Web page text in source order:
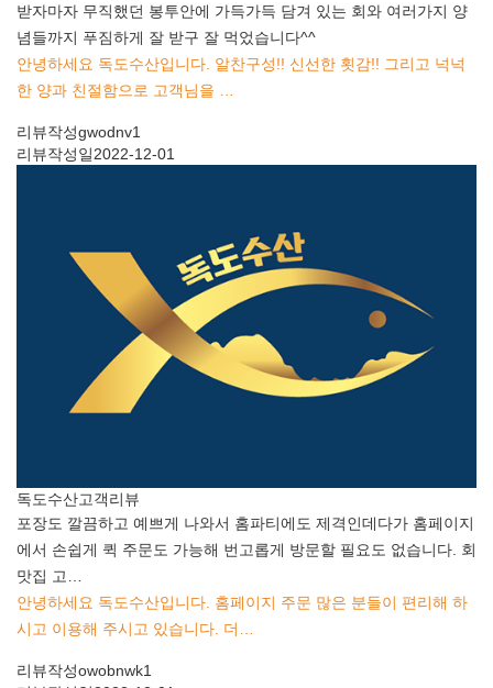
받자마자 무직했던 봉투안에 가득가득 담겨 있는 회와 여러가지 양
념들까지 푸짐하게 잘 받구 잘 먹었습니다^^
안녕하세요 독도수산입니다. 알찬구성!! 신선한 횟감!! 그리고 넉넉
한 양과 친절함으로 고객님을 …
리뷰작성gwodnv1
리뷰작성일2022-12-01
독도수산고객리뷰
포장도 깔끔하고 예쁘게 나와서 홈파티에도 제격인데다가 홈페이지
에서 손쉽게 퀵 주문도 가능해 번고롭게 방문할 필요도 없습니다. 회
맛집 고…
안녕하세요 독도수산입니다. 홈페이지 주문 많은 분들이 편리해 하
시고 이용해 주시고 있습니다. 더…
리뷰작성owobnwk1